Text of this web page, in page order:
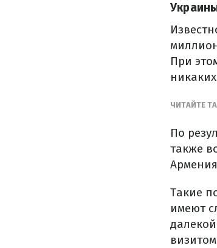
При
ЧИТАЙТЕ
По
также
Такие
имеют